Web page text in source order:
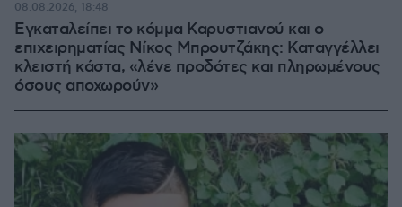
Εγκαταλείπει το κόμμα Καρυστιανού και ο
επιχειρηματίας Νίκος Μπρουτζάκης: Καταγγέλλει
κλειστή κάστα, «λένε προδότες και πληρωμένους
όσους αποχωρούν»
08.08.2026, 18:48